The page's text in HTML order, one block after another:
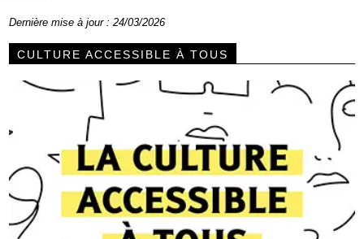
Dernière mise à jour : 24/03/2026
CULTURE ACCESSIBLE À TOUS